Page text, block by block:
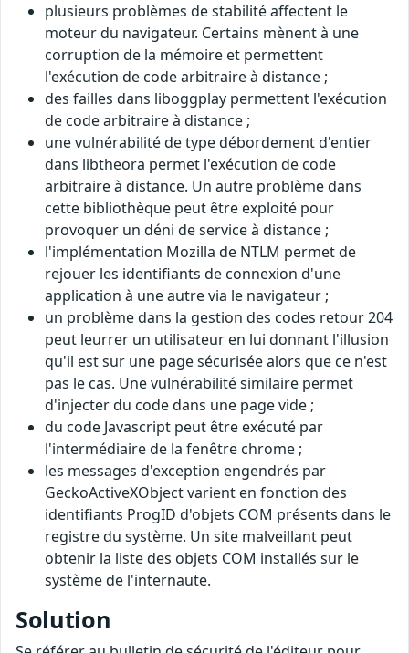
plusieurs problèmes de stabilité affectent le
moteur du navigateur. Certains mènent à une
corruption de la mémoire et permettent
l'exécution de code arbitraire à distance ;
des failles dans liboggplay permettent l'exécution
de code arbitraire à distance ;
une vulnérabilité de type débordement d'entier
dans libtheora permet l'exécution de code
arbitraire à distance. Un autre problème dans
cette bibliothèque peut être exploité pour
provoquer un déni de service à distance ;
l'implémentation Mozilla de NTLM permet de
rejouer les identifiants de connexion d'une
application à une autre via le navigateur ;
un problème dans la gestion des codes retour 204
peut leurrer un utilisateur en lui donnant l'illusion
qu'il est sur une page sécurisée alors que ce n'est
pas le cas. Une vulnérabilité similaire permet
d'injecter du code dans une page vide ;
du code Javascript peut être exécuté par
l'intermédiaire de la fenêtre chrome ;
les messages d'exception engendrés par
GeckoActiveXObject varient en fonction des
identifiants ProgID d'objets COM présents dans le
registre du système. Un site malveillant peut
obtenir la liste des objets COM installés sur le
système de l'internaute.
Solution